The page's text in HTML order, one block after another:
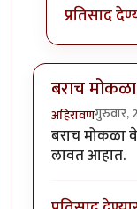
प्रतिसाद
बराच
अहिरावणगुरुवार,
बराच मोकळा
लावत आहात.